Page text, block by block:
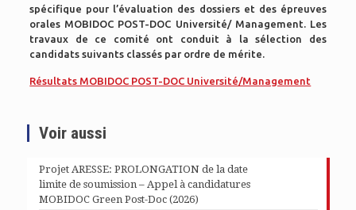
spécifique pour l’évaluation des dossiers et des épreuves
orales MOBIDOC POST-DOC Université/ Management. Les
travaux de ce comité ont conduit à la sélection des
candidats suivants classés par ordre de mérite.
Résultats MOBIDOC POST-DOC Université/Management
Voir aussi
Projet ARESSE: PROLONGATION de la date
limite de soumission – Appel à candidatures
MOBIDOC Green Post-Doc (2026)